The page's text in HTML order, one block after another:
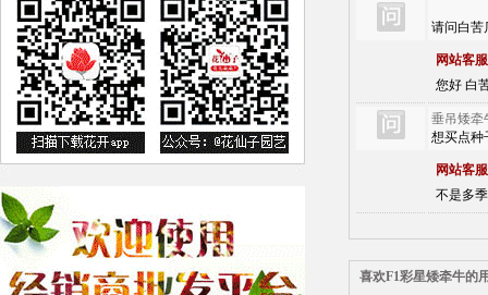
请问白苦
网站客
您好 白
垂吊矮牵
想买点种
网站客
不是多
喜欢F1彩星矮牵牛的